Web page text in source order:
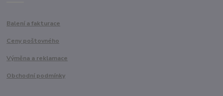
Balení a fakturace
Ceny poštovného
Výměna a reklamace
Obchodní podmínky